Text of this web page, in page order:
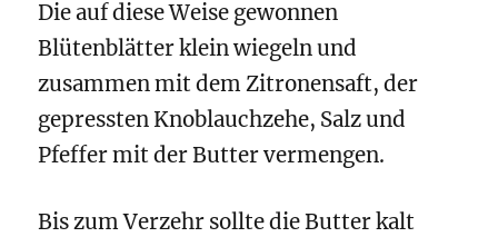
Die auf diese Weise gewonnen
Blütenblätter klein wiegeln und
zusammen mit dem Zitronensaft, der
gepressten Knoblauchzehe, Salz und
Pfeffer mit der Butter vermengen.
Bis zum Verzehr sollte die Butter kalt